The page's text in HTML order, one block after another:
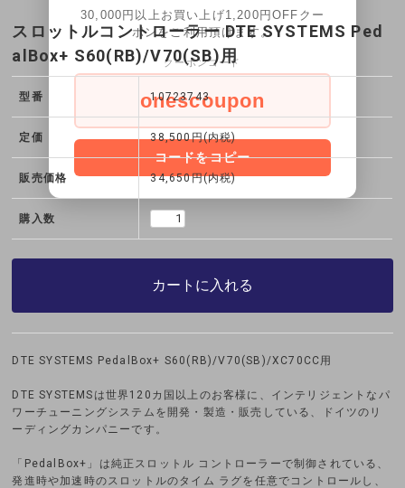
スロットルコントローラー DTE SYSTEMS Ped
alBox+ S60(RB)/V70(SB)用
型番 10723743
定価 38,500円(内税)
販売価格 34,650円(内税)
購入数
カートに入れる
DTE SYSTEMS PedalBox+ S60(RB)/V70(SB)/XC70CC用
DTE SYSTEMSは世界120カ国以上のお客様に、インテリジェントなパ
ワーチューニングシステムを開発・製造・販売している、ドイツのリ
ーディングカンパニーです。
「PedalBox+」は純正スロットル コントローラーで制御されている、
発進時や加速時のスロットルのタイム ラグを任意でコントロールし、
30,000円以上お買い上げ1,200円OFFクー
ポンをご利用頂けます。
クーポンコード
onescoupon
コードをコピー